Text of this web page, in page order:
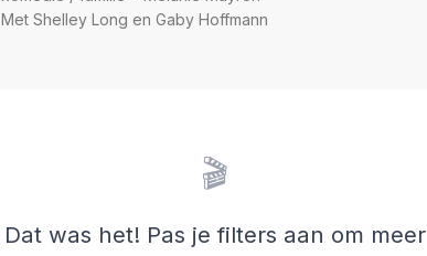
Met Shelley Long en Gaby Hoffmann
🎬
Dat was het! Pas je filters aan om meer